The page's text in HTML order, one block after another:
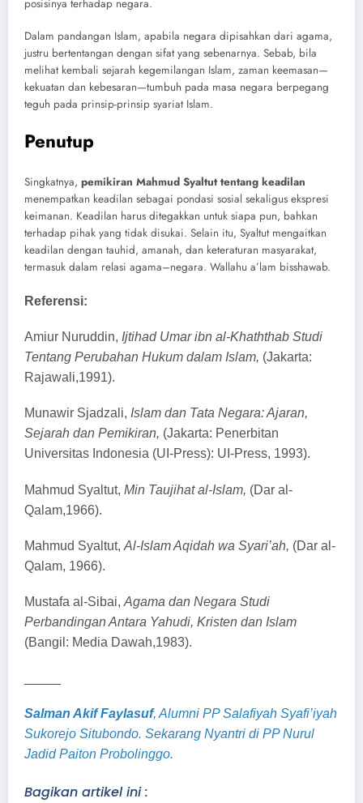
posisinya terhadap negara.
Dalam pandangan Islam, apabila negara dipisahkan dari agama,
justru bertentangan dengan sifat yang sebenarnya. Sebab, bila
melihat kembali sejarah kegemilangan Islam, zaman keemasan—
kekuatan dan kebesaran—tumbuh pada masa negara berpegang
teguh pada prinsip-prinsip syariat Islam.
Penutup
Singkatnya, pemikiran Mahmud Syaltut tentang keadilan
menempatkan keadilan sebagai pondasi sosial sekaligus ekspresi
keimanan. Keadilan harus ditegakkan untuk siapa pun, bahkan
terhadap pihak yang tidak disukai. Selain itu, Syaltut mengaitkan
keadilan dengan tauhid, amanah, dan keteraturan masyarakat,
termasuk dalam relasi agama–negara. Wallahu a’lam bisshawab.
Referensi:
Amiur Nuruddin, Ijtihad Umar ibn al-Khaththab Studi
Tentang Perubahan Hukum dalam Islam, (Jakarta:
Rajawali,1991).
Munawir Sjadzali, Islam dan Tata Negara: Ajaran,
Sejarah dan Pemikiran, (Jakarta: Penerbitan
Universitas Indonesia (UI-Press): UI-Press, 1993).
Mahmud Syaltut, Min Taujihat al-Islam, (Dar al-
Qalam,1966).
Mahmud Syaltut, Al-Islam Aqidah wa Syari’ah, (Dar al-
Qalam, 1966).
Mustafa al-Sibai, Agama dan Negara Studi
Perbandingan Antara Yahudi, Kristen dan Islam
(Bangil: Media Dawah,1983).
Salman Akif Faylasuf, Alumni PP Salafiyah Syafi’iyah
Sukorejo Situbondo. Sekarang Nyantri di PP Nurul
Jadid Paiton Probolinggo.
Bagikan artikel ini :